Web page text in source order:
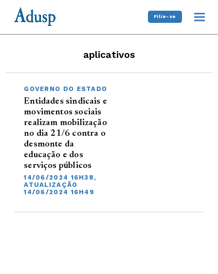
Filie-se
aplicativos
GOVERNO DO ESTADO
Entidades sindicais e
movimentos sociais
realizam mobilização
no dia 21/6 contra o
desmonte da
educação e dos
serviços públicos
14/06/2024 16H38,
ATUALIZAÇÃO
14/06/2024 16H49